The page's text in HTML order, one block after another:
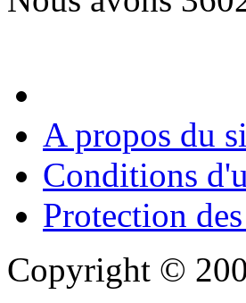
A propos du
Conditions
Protection
Copyright ©